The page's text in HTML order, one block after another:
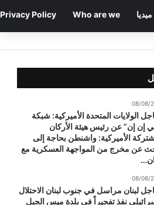
ميديا Who are we
Privacy Policy
08/08/
الولايات المتحدة الأميركية: شبكة
إن إن” عن رئيس هيئة الأركان
الأميركية: واشنطن بحاجة إلى
عن مخرج من المواجهة العسكرية مع
08/08/
لبنان مراسل في جنوب لبنان الاحتلال
نفذ تفجيراً في بلدة ميس الجبل